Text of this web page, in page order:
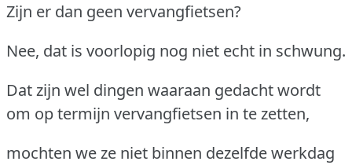
Zijn er dan geen vervangfietsen?
Nee, dat is voorlopig nog niet echt in schwung.
Dat zijn wel dingen waaraan gedacht wordt
om op termijn vervangfietsen in te zetten,
mochten we ze niet binnen dezelfde werkdag